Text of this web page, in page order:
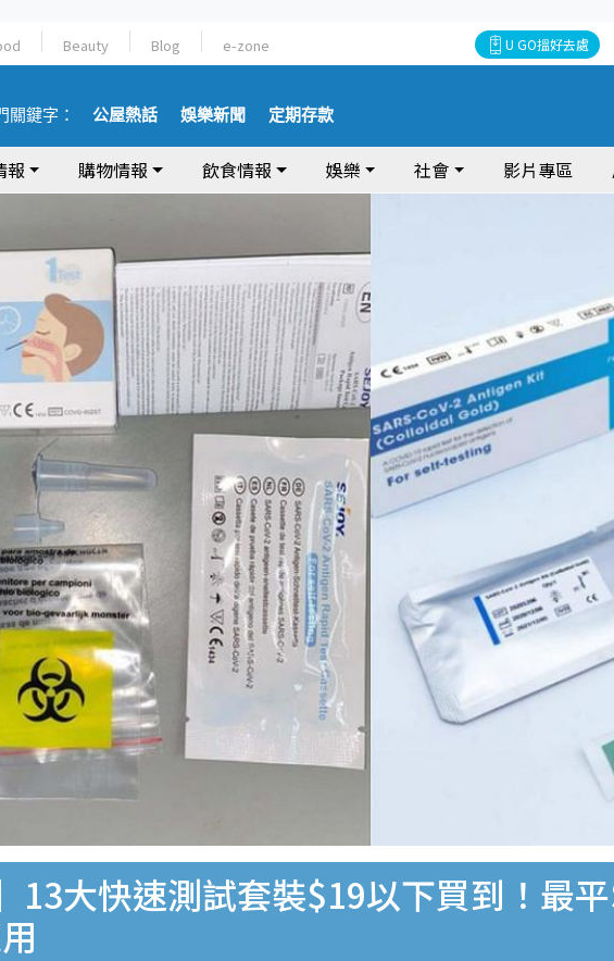
Beauty Blog e-zone U GO搵好去處
關鍵字： 公屋熱話 娛樂新聞 定期存款
報 購物情報 飲食情報 娛樂 社會 影片專區
13大快速測試套裝$19以下買到！最